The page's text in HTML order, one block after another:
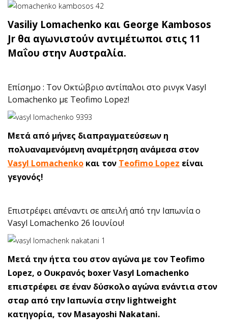
Vasiliy Lomachenko και George Kambosos
Jr θα αγωνιστούν αντιμέτωποι στις 11
Μαΐου στην Αυστραλία.
Επίσημο : Τον Οκτώβριο αντίπαλοι στο ρινγκ Vasyl
Lomachenko με Teofimo Lopez!
Μετά από μήνες διαπραγματεύσεων η
πολυαναμενόμενη αναμέτρηση ανάμεσα στον
Vasyl Lomachenko και τον Teofimo Lopez είναι
γεγονός!
Επιστρέφει απέναντι σε απειλή από την Ιαπωνία ο
Vasyl Lomachenko 26 Ιουνίου!
Μετά την ήττα του στον αγώνα με τον Teofimo
Lopez, ο Ουκρανός boxer Vasyl Lomachenko
επιστρέφει σε έναν δύσκολο αγώνα ενάντια στον
σταρ από την Ιαπωνία στην lightweight
κατηγορία, τον Masayoshi Nakatani.